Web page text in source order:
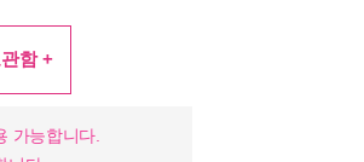
함 +
가능합니다.